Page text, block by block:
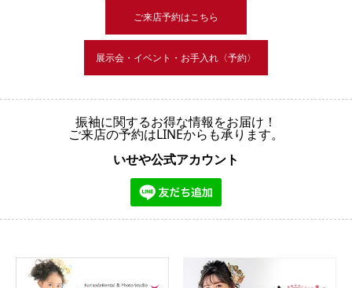
ご来店予約はこちら
展示会・イベント・お手入れ〈予約〉
振袖に関するお得な情報をお届け！
ご来店の予約はLINEからも承ります。
いせや公式アカウント